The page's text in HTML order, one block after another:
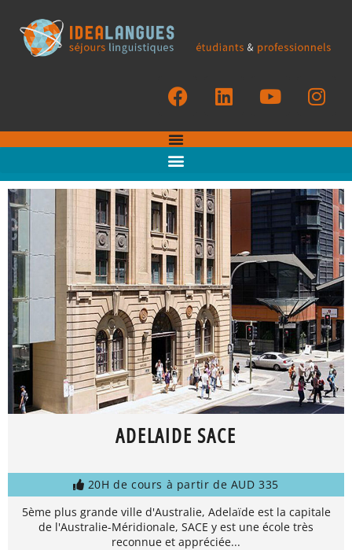
ADELAIDE SACE
20H de cours à partir de AUD 335
5ème plus grande ville d'Australie, Adelaïde est la capitale
de l'Australie-Méridionale, SACE y est une école très
reconnue et appréciée...